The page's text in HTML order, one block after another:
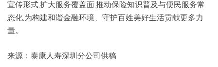
宣传形式,扩大服务覆盖面,推动保险知识普及与便民服务常
态化,为构建和谐金融环境、守护百姓美好生活贡献更多力
量。
来源：泰康人寿深圳分公司供稿